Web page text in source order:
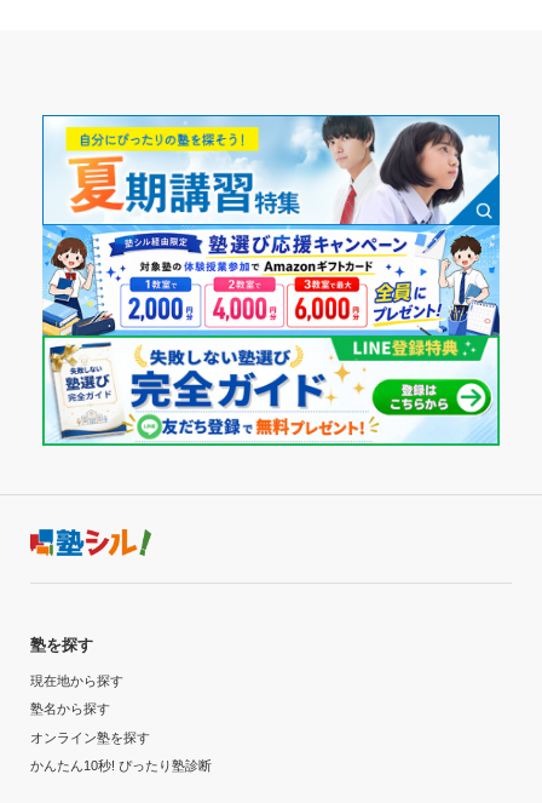
塾を探す
現在地から探す
塾名から探す
オンライン塾を探す
かんたん10秒! ぴったり塾診断